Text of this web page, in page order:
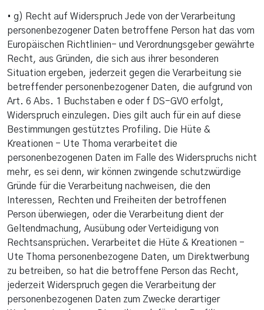
• g) Recht auf Widerspruch Jede von der Verarbeitung
personenbezogener Daten betroffene Person hat das vom
Europäischen Richtlinien- und Verordnungsgeber gewährte
Recht, aus Gründen, die sich aus ihrer besonderen
Situation ergeben, jederzeit gegen die Verarbeitung sie
betreffender personenbezogener Daten, die aufgrund von
Art. 6 Abs. 1 Buchstaben e oder f DS-GVO erfolgt,
Widerspruch einzulegen. Dies gilt auch für ein auf diese
Bestimmungen gestütztes Profiling. Die Hüte &
Kreationen - Ute Thoma verarbeitet die
personenbezogenen Daten im Falle des Widerspruchs nicht
mehr, es sei denn, wir können zwingende schutzwürdige
Gründe für die Verarbeitung nachweisen, die den
Interessen, Rechten und Freiheiten der betroffenen
Person überwiegen, oder die Verarbeitung dient der
Geltendmachung, Ausübung oder Verteidigung von
Rechtsansprüchen. Verarbeitet die Hüte & Kreationen -
Ute Thoma personenbezogene Daten, um Direktwerbung
zu betreiben, so hat die betroffene Person das Recht,
jederzeit Widerspruch gegen die Verarbeitung der
personenbezogenen Daten zum Zwecke derartiger